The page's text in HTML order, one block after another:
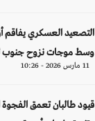
التصعيد العسكري يفاقم
وسط موجات نزوح جنوب
11 مارس 2026 - 10:26
قيود طالبان تعمق الفجوة